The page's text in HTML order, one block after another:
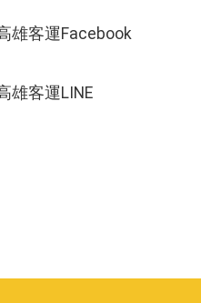
雄客運Facebook
雄客運LINE